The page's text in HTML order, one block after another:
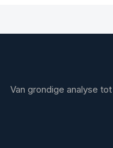
Van grondige analyse